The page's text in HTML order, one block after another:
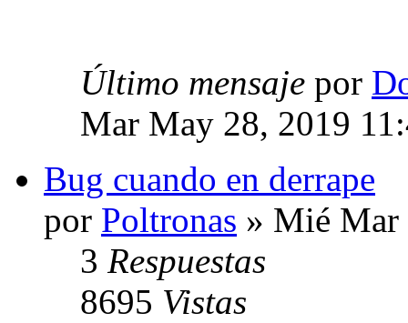
Último mensaje por
Mar May 28, 2019
Bug cuando en derrape
por Poltronas » Mié Mar
3 Respuestas
8695 Vistas